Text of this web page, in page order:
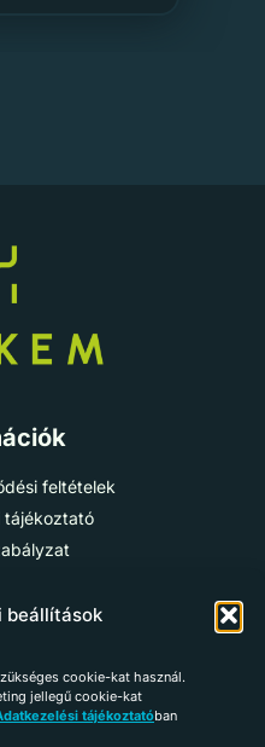
beállítások
cookie-kat használ.
jellegű cookie-kat
tájékoztatóban
feltételek
tájékoztató
98 59